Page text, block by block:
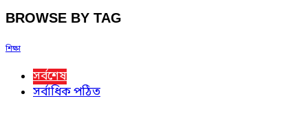
BROWSE BY TAG
শিক্ষা
সর্বশেষ
সর্বাধিক পঠিত